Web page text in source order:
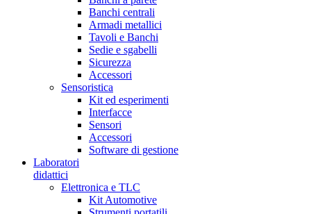
Banchi centrali
Armadi metallici
Tavoli e Banchi
Sedie e sgabelli
Sicurezza
Accessori
Sensoristica
Kit ed esperimenti
Interfacce
Sensori
Accessori
Software di gestione
Laboratori
didattici
Elettronica e TLC
Kit Automotive